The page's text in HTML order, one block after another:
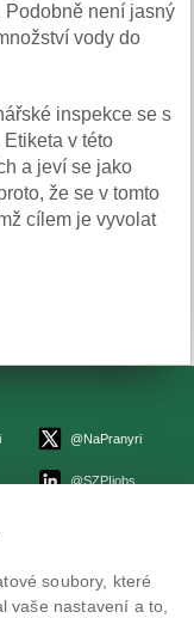
Podobně není jasný
vody do
inspekce se s
v této
a jeví se jako
že se v tomto
cílem je vyvolat
@NaPranyri
@SZPIjobs
soubory, které
vaše nastavení a to,